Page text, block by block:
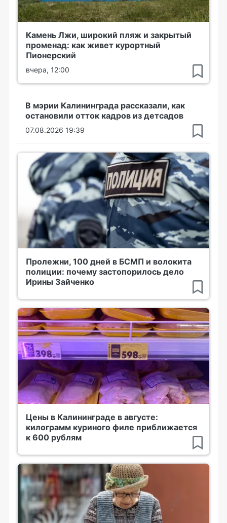
Камень Лжи, широкий пляж и закрытый
променад: как живет курортный
Пионерский
вчера, 12:00
В мэрии Калининграда рассказали, как
остановили отток кадров из детсадов
07.08.2026 19:39
Пролежни, 100 дней в БСМП и волокита
полиции: почему застопорилось дело
Ирины Зайченко
Цены в Калининграде в августе:
килограмм куриного филе приближается
к 600 рублям